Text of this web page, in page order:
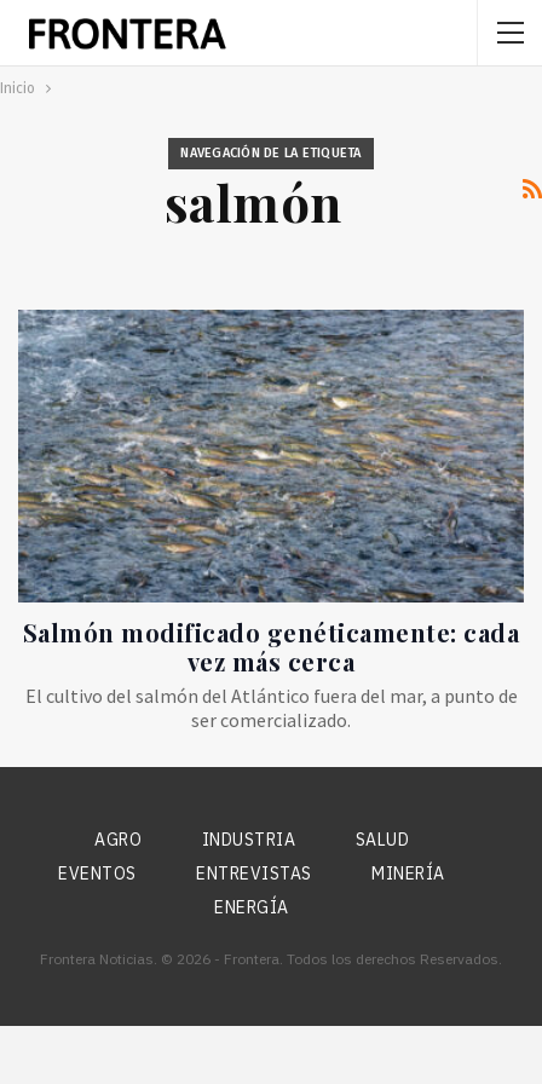
Inicio
NAVEGACIÓN DE LA ETIQUETA
salmón
Salmón modificado genéticamente: cada
vez más cerca
El cultivo del salmón del Atlántico fuera del mar, a punto de
ser comercializado.
AGRO INDUSTRIA
SALUD
EVENTOS
ENTREVISTAS
MINERÍA
ENERGÍA
Frontera Noticias. © 2026 - Frontera. Todos los derechos Reservados.